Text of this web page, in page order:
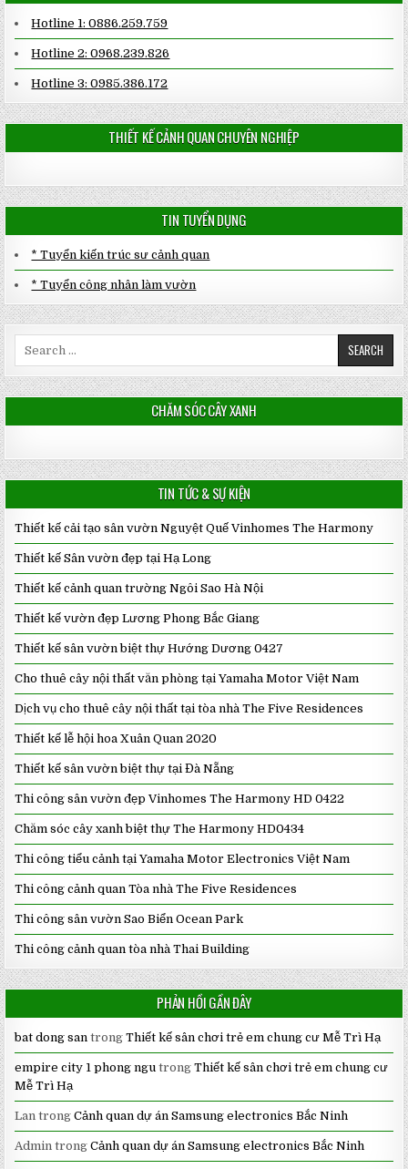
Hotline 1: 0886.259.759
Hotline 2: 0968.239.826
Hotline 3: 0985.386.172
THIẾT KẾ CẢNH QUAN CHUYÊN NGHIỆP
TIN TUYỂN DỤNG
* Tuyển kiến trúc sư cảnh quan
* Tuyển công nhân làm vườn
CHĂM SÓC CÂY XANH
TIN TỨC & SỰ KIỆN
Thiết kế cải tạo sân vườn Nguyệt Quế Vinhomes The Harmony
Thiết kế Sân vườn đẹp tại Hạ Long
Thiết kế cảnh quan trường Ngôi Sao Hà Nội
Thiết kế vườn đẹp Lương Phong Bắc Giang
Thiết kế sân vườn biệt thự Hướng Dương 0427
Cho thuê cây nội thất văn phòng tại Yamaha Motor Việt Nam
Dịch vụ cho thuê cây nội thất tại tòa nhà The Five Residences
Thiết kế lễ hội hoa Xuân Quan 2020
Thiết kế sân vườn biệt thự tại Đà Nẵng
Thi công sân vườn đẹp Vinhomes The Harmony HD 0422
Chăm sóc cây xanh biệt thự The Harmony HD0434
Thi công tiểu cảnh tại Yamaha Motor Electronics Việt Nam
Thi công cảnh quan Tòa nhà The Five Residences
Thi công sân vườn Sao Biển Ocean Park
Thi công cảnh quan tòa nhà Thai Building
PHẢN HỒI GẦN ĐÂY
bat dong san trongThiết kế sân chơi trẻ em chung cư Mễ Trì Hạ
empire city 1 phong ngu trongThiết kế sân chơi trẻ em chung cư
Mễ Trì Hạ
Lan trongCảnh quan dự án Samsung electronics Bắc Ninh
Admin trongCảnh quan dự án Samsung electronics Bắc Ninh